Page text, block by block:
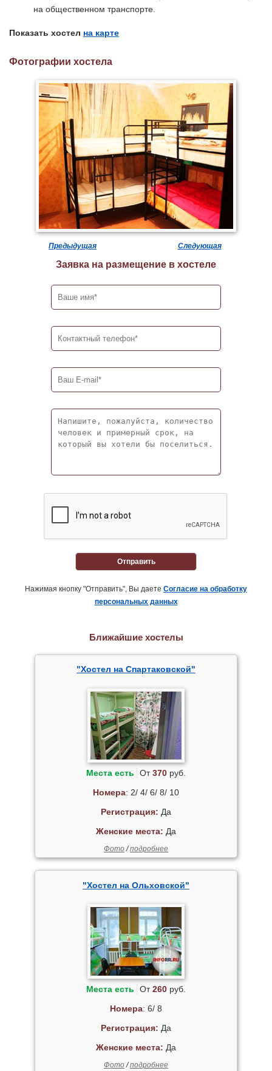
на общественном транспорте.
Показать хостел на карте
Фотографии хостела
Предыдущая Следующая
Заявка на размещение в хостеле
Отправить
Нажимая кнопку "Отправить", Вы даете Согласие на обработку
персональных данных
Ближайшие хостелы
"Хостел на Спартаковской"
Места есть От370руб.
Номера: 2/ 4/ 6/ 8/ 10
Регистрация: Да
Женские места: Да
Фото/подробнее
"Хостел на Ольховской"
Места есть От260руб.
Номера: 6/ 8
Регистрация: Да
Женские места: Да
Фото/подробнее